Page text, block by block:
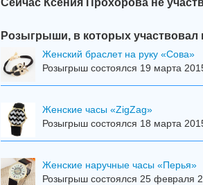
Розыгрыши, в которых участвовал
Женский браслет на руку «Сова»
Розыгрыш состоялся 19 марта
Женские часы «ZigZag»
Розыгрыш состоялся 18 марта
Женские наручные часы «Перья»
Розыгрыш состоялся 25 февраля